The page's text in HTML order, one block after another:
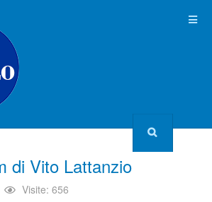
di Vito Lattanzio
Visite: 656